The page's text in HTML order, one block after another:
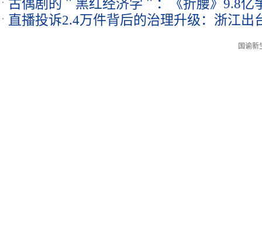
慧古偶剧的＂黑红经济学＂：《折腰》9.8亿
悖论
直播投诉2.4万件背后的治理升级：浙江出
国谕新